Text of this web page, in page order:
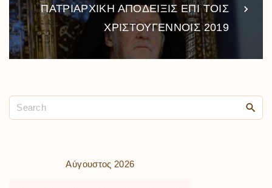
ΠΑΤΡΙΑΡΧΙΚΗ ΑΠΟΔΕΙΞΙΣ ΕΠΙ ΤΟΙΣ
ΧΡΙΣΤΟΥΓΕΝΝΟΙΣ 2019
Αύγουστος 2026